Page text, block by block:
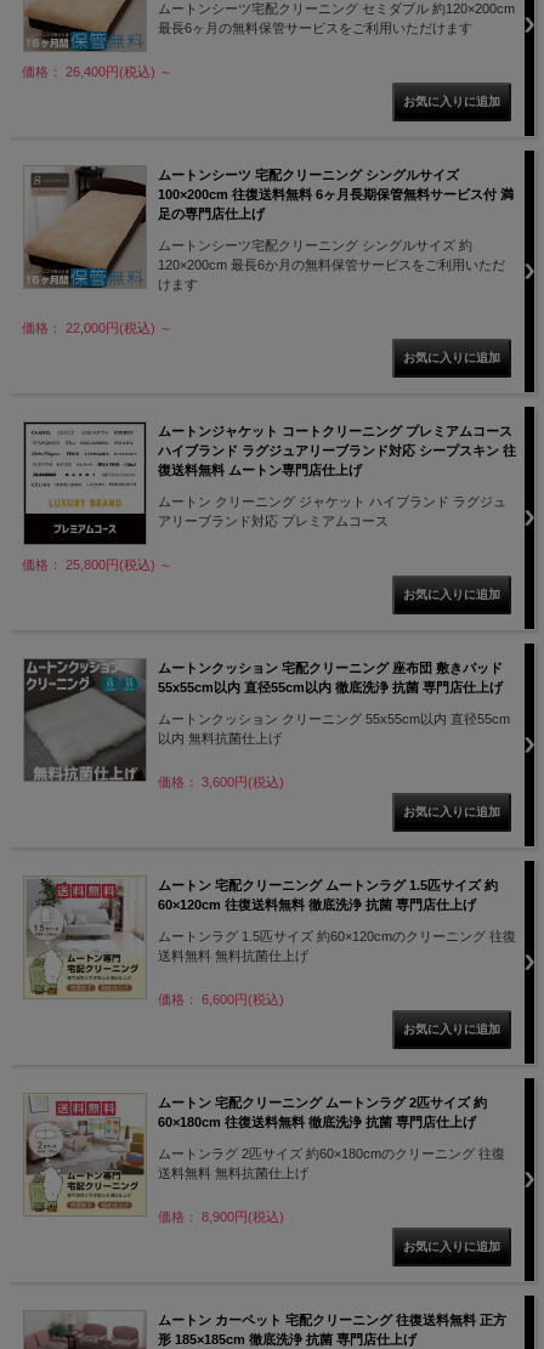
ムートンシーツ宅配クリーニング セミダブル 約120×200cm
最長6ヶ月の無料保管サービスをご利用いただけます
価格： 26,400円(税込) ～
ムートンシーツ 宅配クリーニング シングルサイズ
100×200cm 往復送料無料 6ヶ月長期保管無料サービス付 満
足の専門店仕上げ
ムートンシーツ宅配クリーニング シングルサイズ 約
120×200cm 最長6か月の無料保管サービスをご利用いただ
けます
価格： 22,000円(税込) ～
ムートンジャケット コートクリーニング プレミアムコース
ハイブランド ラグジュアリーブランド対応 シープスキン 往
復送料無料 ムートン専門店仕上げ
ムートン クリーニング ジャケット ハイブランド ラグジュ
アリーブランド対応 プレミアムコース
価格： 25,800円(税込) ～
ムートンクッション 宅配クリーニング 座布団 敷きパッド
55x55cm以内 直径55cm以内 徹底洗浄 抗菌 専門店仕上げ
ムートンクッション クリーニング 55x55cm以内 直径55cm
以内 無料抗菌仕上げ
価格： 3,600円(税込)
ムートン 宅配クリーニング ムートンラグ 1.5匹サイズ 約
60×120cm 往復送料無料 徹底洗浄 抗菌 専門店仕上げ
ムートンラグ 1.5匹サイズ 約60×120cmのクリーニング 往復
送料無料 無料抗菌仕上げ
価格： 6,600円(税込)
ムートン 宅配クリーニング ムートンラグ 2匹サイズ 約
60×180cm 往復送料無料 徹底洗浄 抗菌 専門店仕上げ
ムートンラグ 2匹サイズ 約60×180cmのクリーニング 往復
送料無料 無料抗菌仕上げ
価格： 8,900円(税込)
ムートン カーペット 宅配クリーニング 往復送料無料 正方
形 185×185cm 徹底洗浄 抗菌 専門店仕上げ